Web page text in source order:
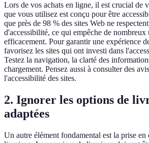
Lors de vos achats en ligne, il est crucial de
que vous utilisez est conçu pour être
que près de 98 % des sites Web ne
d'accessibilité, ce qui empêche de
efficacement. Pour garantir une expérience
favorisez les sites qui ont investi dans
Testez la navigation, la clarté des
chargement. Pensez aussi à consulter des
l'accessibilité des sites.
2. Ignorer les options de
adaptées
Un autre élément fondamental est la prise en